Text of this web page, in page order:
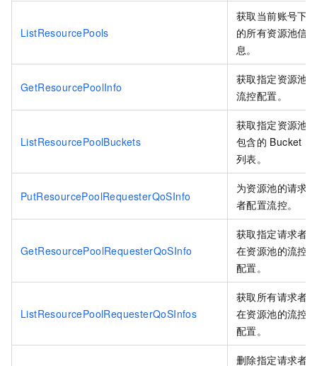
ListResourcePools
获取当前账号下
的所有资源池信
息。
GetResourcePoolInfo
获取指定资源池
流控配置。
ListResourcePoolBuckets
获取指定资源池
包含的 Bucket
列表。
PutResourcePoolRequesterQoSInfo
为资源池的请求
者配置流控。
GetResourcePoolRequesterQoSInfo
获取指定请求者
在资源池的流控
配置。
ListResourcePoolRequesterQoSInfos
获取所有请求者
在资源池的流控
配置。
删除指定请求者